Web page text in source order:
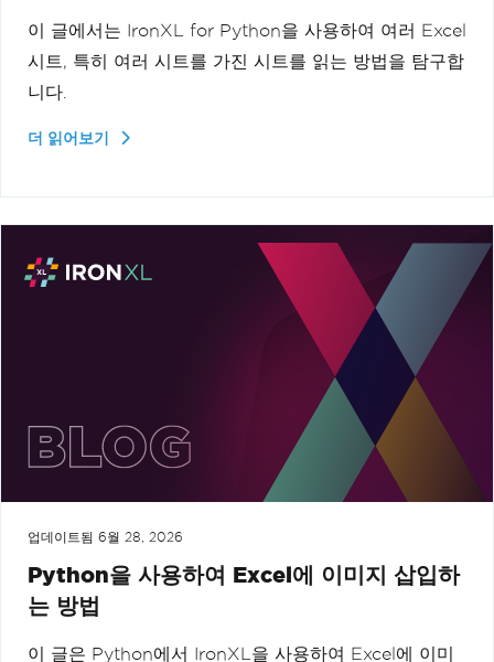
이 글에서는 IronXL for Python을 사용하여 여러 Excel
시트, 특히 여러 시트를 가진 시트를 읽는 방법을 탐구합
니다.
더 읽어보기
업데이트됨 6월 28, 2026
Python을 사용하여 Excel에 이미지 삽입하
는 방법
이 글은 Python에서 IronXL을 사용하여 Excel에 이미